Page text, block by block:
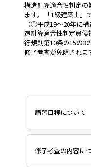
構造計算適合性判定の
ます。 「1級建築士」
（①平成19～20年に
造計算適合性判定員
行規則第10条の15の3
修了考査が免除されま
講習日程について
修了考査の内容に